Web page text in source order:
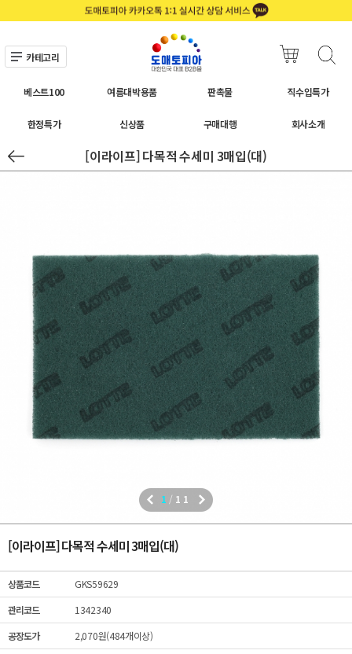
카테고리
베스트100 여름대박용품 판촉물 직수입특가
한정특가 신상품 구매대행 회사소개
[이라이프] 다목적 수세미 3매입(대)
1 / 11
[이라이프] 다목적 수세미 3매입(대)
상품코드
GKS59629
관리코드
1342340
공장도가
2,070원(484개이상)